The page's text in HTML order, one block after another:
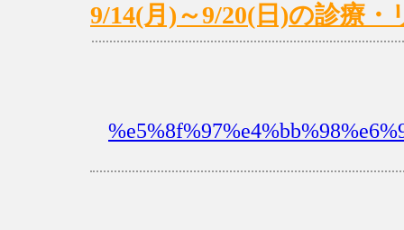
9/14(月)～9/20(日)の診療